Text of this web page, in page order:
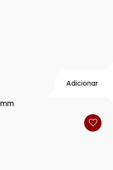
Adicionar